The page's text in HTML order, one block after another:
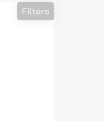
Filters